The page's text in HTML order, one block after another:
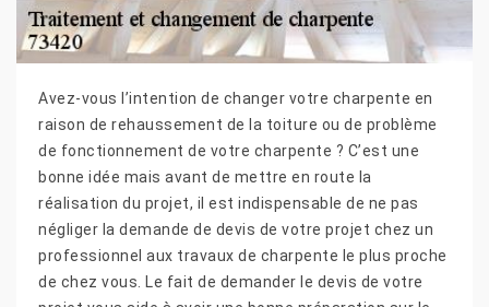
Avez-vous l’intention de changer votre charpente en
raison de rehaussement de la toiture ou de problème
de fonctionnement de votre charpente ? C’est une
bonne idée mais avant de mettre en route la
réalisation du projet, il est indispensable de ne pas
négliger la demande de devis de votre projet chez un
professionnel aux travaux de charpente le plus proche
de chez vous. Le fait de demander le devis de votre